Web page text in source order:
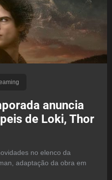
anuncia
de Loki, Thor
no elenco da
adaptação da obra em